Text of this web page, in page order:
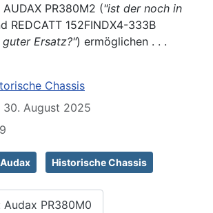
PR380M2 ("ist der noch in
REDCATT 152FINDX4-333B
Ersatz?") ermöglichen . . .
Chassis
August 2025
Audax Historische Chassis
Audax PR380M0